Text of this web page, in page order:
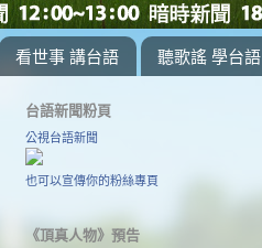
看世事 講台語 聽歌謠 學台語
台語新聞粉頁
公視台語新聞
也可以宣傳你的粉絲專頁
《頂真人物》預告